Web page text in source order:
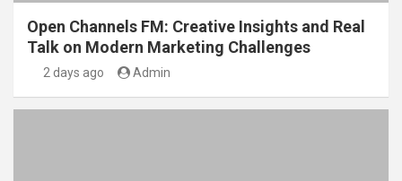
Open Channels FM: Creative Insights and Real
Talk on Modern Marketing Challenges
2 days ago Admin